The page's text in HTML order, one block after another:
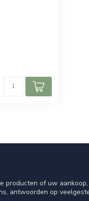
producten of uw
antwoorden op